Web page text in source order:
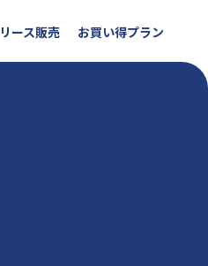
リース販売 お買い得プラン